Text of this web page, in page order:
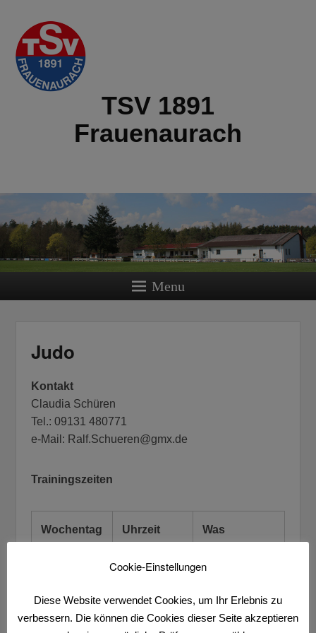
TSV 1891
Frauenaurach
Menu
Judo
Kontakt
Claudia Schüren
Tel.: 09131 480771
e-Mail: Ralf.Schueren@gmx.de
Trainingszeiten
Wochentag Uhrzeit Was
16.00 –
Judo
Freitag
14.30 –
Anfängerkurs
Cookie-Einstellungen
Diese Website verwendet Cookies, um Ihr Erlebnis zu
verbessern. Die können die Cookies dieser Seite akzeptieren